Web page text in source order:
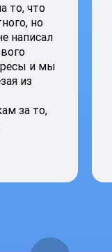
то, что
но
написал
и мы
из
за то,